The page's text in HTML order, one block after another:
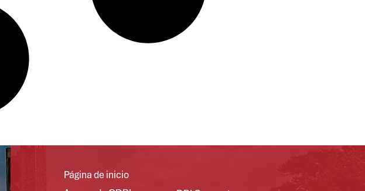
Página de inicio